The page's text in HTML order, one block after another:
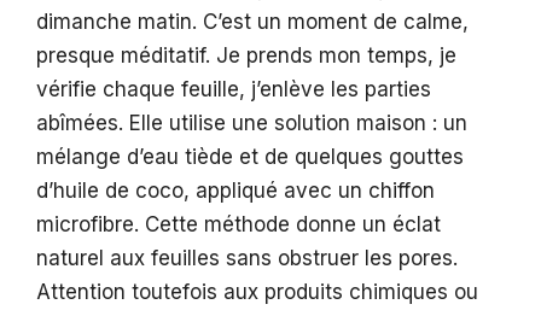
dimanche matin. C’est un moment de calme,
presque méditatif. Je prends mon temps, je
vérifie chaque feuille, j’enlève les parties
abîmées. Elle utilise une solution maison : un
mélange d’eau tiède et de quelques gouttes
d’huile de coco, appliqué avec un chiffon
microfibre. Cette méthode donne un éclat
naturel aux feuilles sans obstruer les pores.
Attention toutefois aux produits chimiques ou